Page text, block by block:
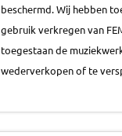
beschermd. Wij hebben
gebruik verkregen van
toegestaan de
wederverkopen of te